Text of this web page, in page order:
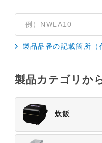
・予告なしにサーバー
たは提供の中止・中断
製品品番の記載箇所（
製品カテゴリか
炊飯